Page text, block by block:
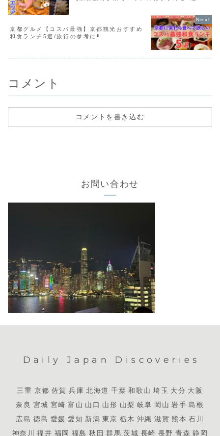
京都グルメ【コスパ最強】京都観光おすすめ
和食ランチ5選/旅行の参考に‼︎
コメント
コメントを書き込む
お問い合わせ
Daily Japan Discoveries
三重 京都 佐賀 兵庫 北海道 千葉 和歌山 埼玉 大分 大阪
奈良 宮城 宮崎 富山 山口 山形 山梨 岐阜 岡山 岩手 島根
広島 徳島 愛媛 愛知 新潟 東京 栃木 沖縄 滋賀 熊本 石川
神奈川
福井 福岡 福島 秋田 群馬 茨城 長崎 長野 青森 静岡